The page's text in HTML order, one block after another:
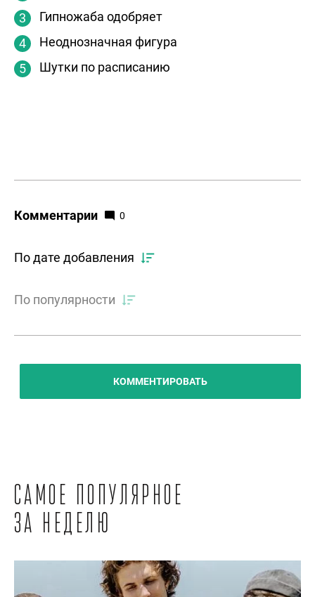
Гипножаба одобряет
Неоднозначная фигура
Шутки по расписанию
Комментарии 0
По дате добавления
По популярности
КОММЕНТИРОВАТЬ
Самое популярное
за неделю